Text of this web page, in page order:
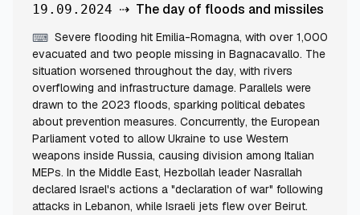
19.09.2024 ⇢ The day of floods and missiles
⌨ Severe flooding hit Emilia-Romagna, with over 1,000
evacuated and two people missing in Bagnacavallo. The
situation worsened throughout the day, with rivers
overflowing and infrastructure damage. Parallels were
drawn to the 2023 floods, sparking political debates
about prevention measures. Concurrently, the European
Parliament voted to allow Ukraine to use Western
weapons inside Russia, causing division among Italian
MEPs. In the Middle East, Hezbollah leader Nasrallah
declared Israel's actions a "declaration of war" following
attacks in Lebanon, while Israeli jets flew over Beirut.